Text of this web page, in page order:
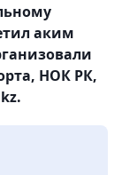
аким
НОК РК,